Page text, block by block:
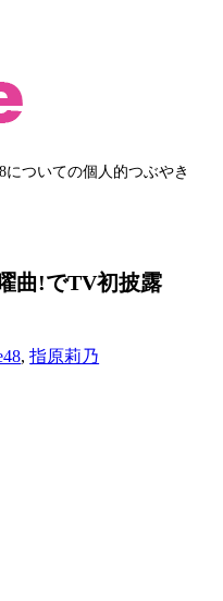
についての個人的つぶやき
曲!でTV初披露
,指原莉乃